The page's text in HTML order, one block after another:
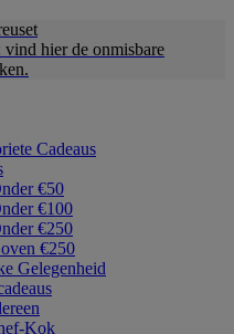
hier de onmisbare
Cadeaus
€50
€100
€250
€250
Gelegenheid
Kok